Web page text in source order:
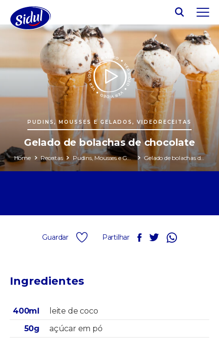
PUDINS, MOUSSES E GELADOS, VIDEORECEITAS
Gelado de bolachas de chocolate
Home Receitas Pudins, Mousses e Gelados Gelado de bolachas de chocolate
Guardar Partilhar
Ingredientes
400ml
leite de coco
50g
açúcar em pó